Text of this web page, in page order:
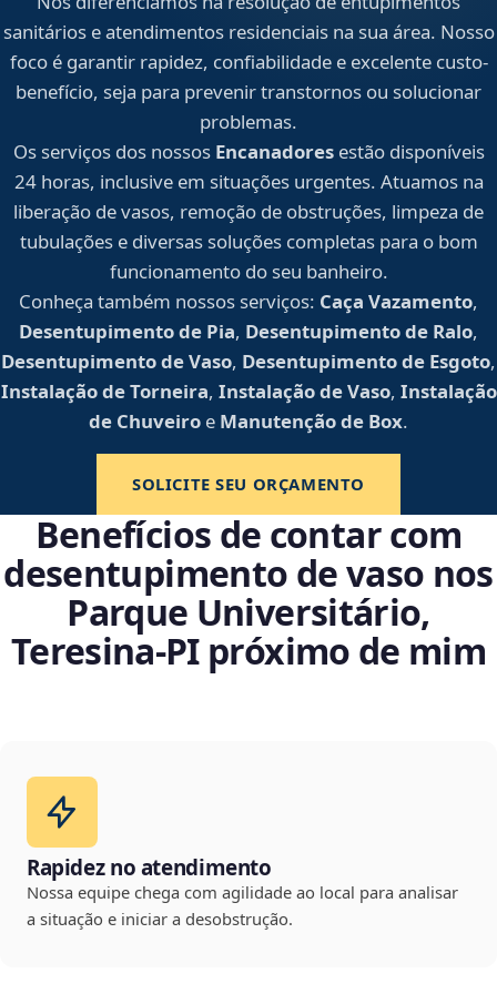
sanitários e atendimentos residenciais na sua área. Nosso
foco é garantir rapidez, confiabilidade e excelente custo-
benefício, seja para prevenir transtornos ou solucionar
problemas.
Os serviços dos nossos Encanadoresestão disponíveis
24 horas, inclusive em situações urgentes. Atuamos na
liberação de vasos, remoção de obstruções, limpeza de
tubulações e diversas soluções completas para o bom
funcionamento do seu banheiro.
Conheça também nossos serviços: Caça Vazamento,
Desentupimento de Pia, Desentupimento de Ralo,
Desentupimento de Vaso, Desentupimento de Esgoto,
Instalação de Torneira, Instalação de Vaso, Instalação
de Chuveiro e Manutenção de Box.
SOLICITE SEU ORÇAMENTO
Benefícios de contar com
desentupimento de vaso nos
Parque Universitário,
Teresina‑PI próximo de mim
Rapidez no atendimento
Nossa equipe chega com agilidade ao local para analisar
a situação e iniciar a desobstrução.